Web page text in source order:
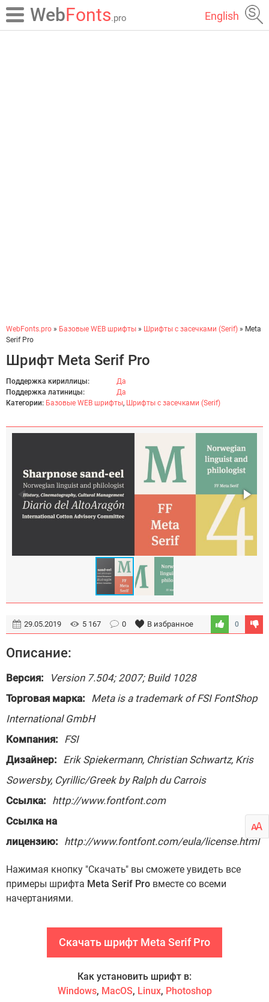
WebFonts.pro English
WebFonts.pro » Базовые WEB шрифты » Шрифты с засечками (Serif) » Meta
Serif Pro
Шрифт Meta Serif Pro
Поддержка кириллицы:
Да
Поддержка латиницы:
Да
Категории: Базовые WEB шрифты, Шрифты с засечками (Serif)
29.05.2019 5 167 0 В избранное 0
Описание:
Версия:
Version 7.504; 2007; Build 1028
Торговая марка: Meta is a trademark of FSI FontShop
International GmbH
Компания: FSI
Дизайнер: Erik Spiekermann, Christian Schwartz, Kris
Sowersby, Cyrillic/Greek by Ralph du Carrois
Ссылка: http://www.fontfont.com
Ссылка на
лицензию: http://www.fontfont.com/eula/license.html
Нажимая кнопку "Скачать" вы сможете увидеть все
примеры шрифта Meta Serif Pro вместе со всеми
начертаниями.
Скачать шрифт Meta Serif Pro
Как установить шрифт в:
Windows, MacOS, Linux, Photoshop